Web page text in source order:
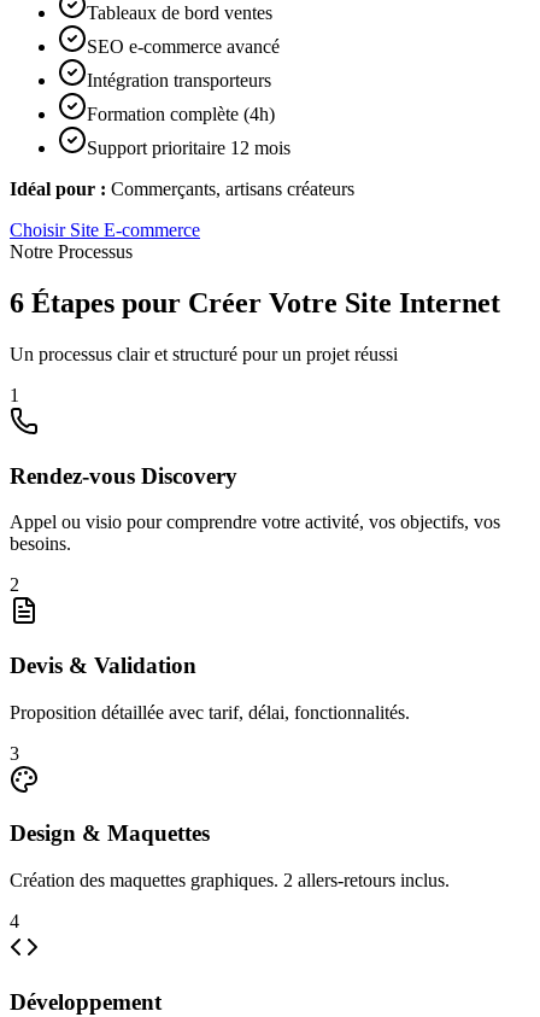
Tableaux de bord ventes
SEO e-commerce avancé
Intégration transporteurs
Formation complète (4h)
Support prioritaire 12 mois
Idéal pour : Commerçants, artisans créateurs
Choisir Site E-commerce
Notre Processus
6 Étapes pour Créer Votre Site Internet
Un processus clair et structuré pour un projet réussi
1
Rendez-vous Discovery
Appel ou visio pour comprendre votre activité, vos objectifs, vos
besoins.
2
Devis & Validation
Proposition détaillée avec tarif, délai, fonctionnalités.
3
Design & Maquettes
Création des maquettes graphiques. 2 allers-retours inclus.
4
Développement